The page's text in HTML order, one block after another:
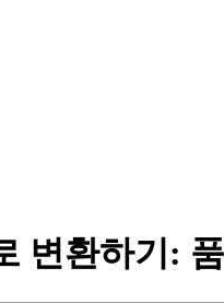
변환하기: